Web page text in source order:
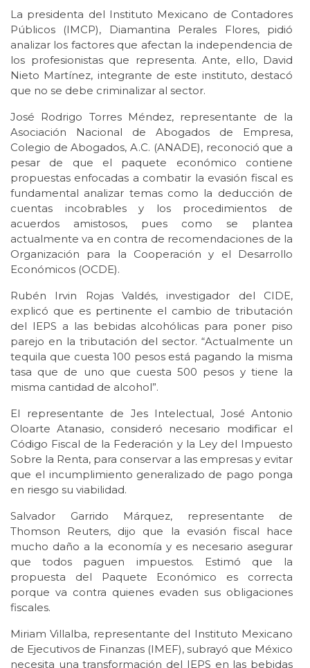
La presidenta del Instituto Mexicano de Contadores
Públicos (IMCP), Diamantina Perales Flores, pidió
analizar los factores que afectan la independencia de
los profesionistas que representa. Ante, ello, David
Nieto Martínez, integrante de este instituto, destacó
que no se debe criminalizar al sector.
José Rodrigo Torres Méndez, representante de la
Asociación Nacional de Abogados de Empresa,
Colegio de Abogados, A.C. (ANADE), reconoció que a
pesar de que el paquete económico contiene
propuestas enfocadas a combatir la evasión fiscal es
fundamental analizar temas como la deducción de
cuentas incobrables y los procedimientos de
acuerdos amistosos, pues como se plantea
actualmente va en contra de recomendaciones de la
Organización para la Cooperación y el Desarrollo
Económicos (OCDE).
Rubén Irvin Rojas Valdés, investigador del CIDE,
explicó que es pertinente el cambio de tributación
del IEPS a las bebidas alcohólicas para poner piso
parejo en la tributación del sector. “Actualmente un
tequila que cuesta 100 pesos está pagando la misma
tasa que de uno que cuesta 500 pesos y tiene la
misma cantidad de alcohol”.
El representante de Jes Intelectual, José Antonio
Oloarte Atanasio, consideró necesario modificar el
Código Fiscal de la Federación y la Ley del Impuesto
Sobre la Renta, para conservar a las empresas y evitar
que el incumplimiento generalizado de pago ponga
en riesgo su viabilidad.
Salvador Garrido Márquez, representante de
Thomson Reuters, dijo que la evasión fiscal hace
mucho daño a la economía y es necesario asegurar
que todos paguen impuestos. Estimó que la
propuesta del Paquete Económico es correcta
porque va contra quienes evaden sus obligaciones
fiscales.
Miriam Villalba, representante del Instituto Mexicano
de Ejecutivos de Finanzas (IMEF), subrayó que México
necesita una transformación del IEPS en las bebidas